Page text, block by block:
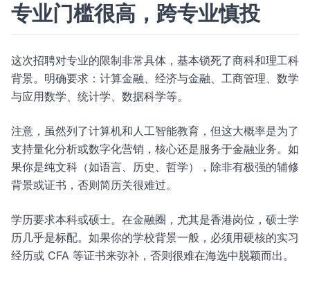
专业门槛很高，跨专业慎投
这次招聘对专业的限制非常具体，基本锁死了商科和理工科
背景。明确要求：计算金融、经济与金融、工商管理、数学
与应用数学、统计学、数据科学等。
注意，虽然列了计算机和人工智能教育，但这大概率是为了
支持量化分析或数字化营销，核心还是服务于金融业务。如
果你是纯文科（如语言、历史、哲学），除非有极强的辅修
背景或证书，否则简历关很难过。
学历要求本科或硕士。在金融圈，尤其是香港岗位，硕士学
历几乎是标配。如果你的学校背景一般，必须用硬核的实习
经历或 CFA 等证书来弥补，否则很难在海选中脱颖而出。